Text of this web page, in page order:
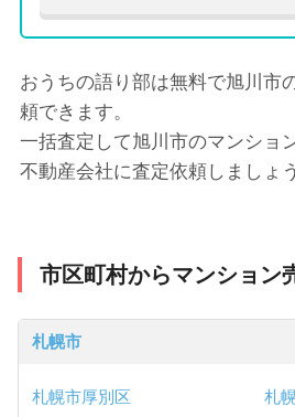
おうちの語り部は無料で旭川市
頼できます。
一括査定して旭川市のマンショ
不動産会社に査定依頼しましょう
市区町村からマンション
札幌市
札幌市厚別区
札